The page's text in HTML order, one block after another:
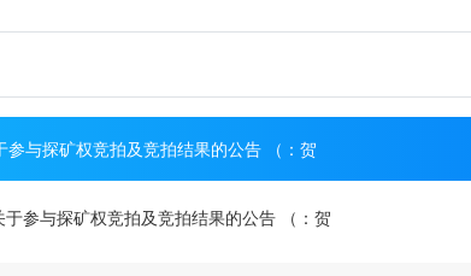
参与探矿权竞拍及竞拍结果的公告 （：贺
参与探矿权竞拍及竞拍结果的公告 （：贺